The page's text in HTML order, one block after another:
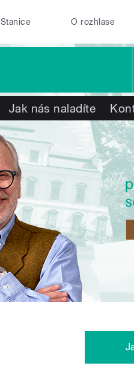
Stanice O rozhlase
Jak nás naladíte